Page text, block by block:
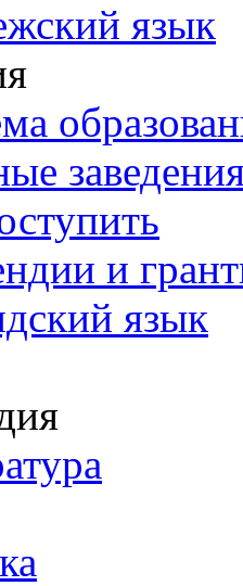
язык
и
язык